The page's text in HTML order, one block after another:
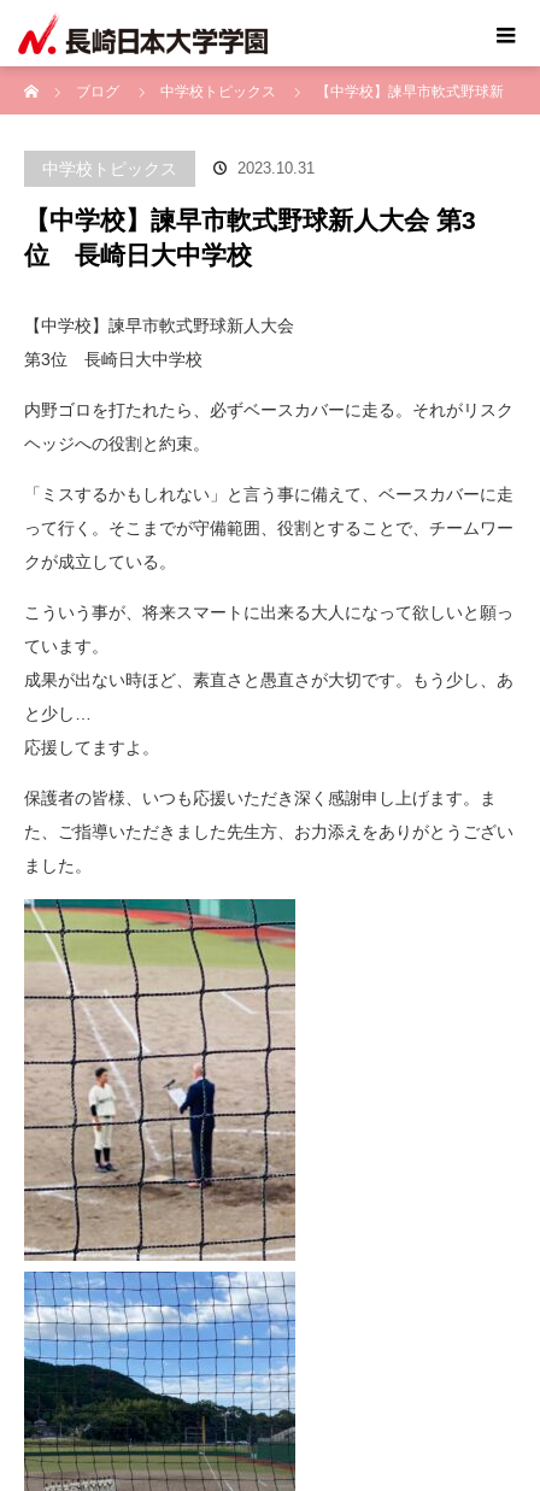
ブログ
中学校トピックス 【中学校】諫早市軟式野球新
中学校トピックス 2023.10.31
【中学校】諫早市軟式野球新人大会 第3
位 長崎日大中学校
【中学校】諫早市軟式野球新人大会
第3位 長崎日大中学校
内野ゴロを打たれたら、必ずベースカバーに走る。それがリスク
ヘッジへの役割と約束。
「ミスするかもしれない」と言う事に備えて、ベースカバーに走
って行く。そこまでが守備範囲、役割とすることで、チームワー
クが成立している。
こういう事が、将来スマートに出来る大人になって欲しいと願っ
ています。
成果が出ない時ほど、素直さと愚直さが大切です。もう少し、あ
と少し…
応援してますよ。
保護者の皆様、いつも応援いただき深く感謝申し上げます。ま
た、ご指導いただきました先生方、お力添えをありがとうござい
ました。